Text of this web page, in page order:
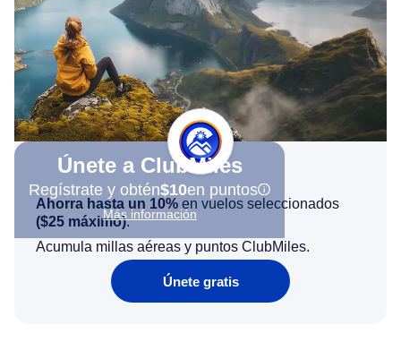
Únete a ClubMiles
Regístrate y obtén$10en puntos
Más información
Ahorra hasta un 10% en vuelos seleccionados
($25 máximo).
Acumula millas aéreas y puntos ClubMiles.
Únete gratis